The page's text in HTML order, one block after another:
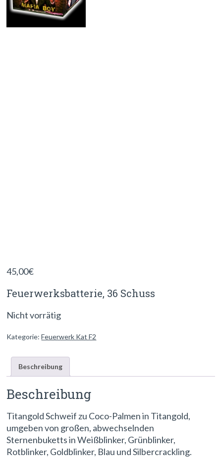
45,00€
Feuerwerksbatterie, 36 Schuss
Nicht vorrätig
Kategorie:Feuerwerk Kat F2
Beschreibung
Beschreibung
Titangold Schweif zu Coco-Palmen in Titangold,
umgeben von großen, abwechselnden
Sternenbuketts in Weißblinker, Grünblinker,
Rotblinker, Goldblinker, Blau und Silbercrackling.